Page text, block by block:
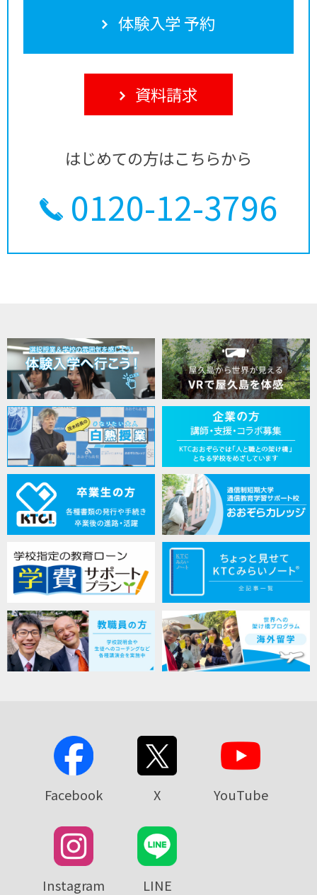
体験入学 予約
資料請求
はじめての方はこちらから
0120-12-3796
Facebook X YouTube
Instagram LINE